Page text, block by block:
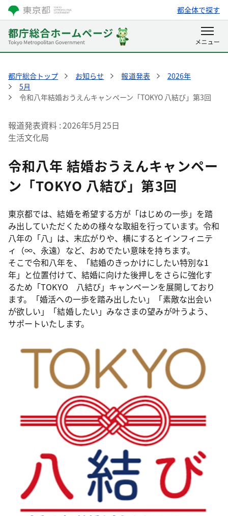
都全体で探す
都庁総合トップ お知らせ 報道発表
2026年
5月
令和八年結婚おうえんキャンペーン「TOKYO 八結び」第3回
報道発表資料 2026年5月25日
生活文化局
令和八年 結婚おうえんキャンペー
ン「TOKYO 八結び」第3回
東京都では、結婚を希望する方が「はじめの一歩」を踏
み出していただくための様々な取組を行っています。令和
八年の「八」は、末広がりや、横にするとインフィニテ
ィ（∞、永遠）など、おめでたい意味を持ちます。
そこで令和八年を、「結婚のきっかけにしたい特別な1
年」と位置付けて、結婚に向けた後押しをさらに強化す
るため「TOKYO 八結び」キャンペーンを展開しており
ます。「婚活への一歩を踏み出したい」「素敵な出会い
が欲しい」「結婚したい」みなさまの望みが叶うよう、
サポートいたします。